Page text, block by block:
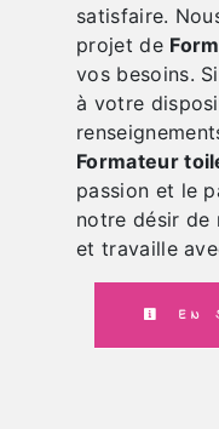
satisfaire.
projet de
vos besoins.
à votre
Formateur
passion et le
notre désir de
et travaille
EN